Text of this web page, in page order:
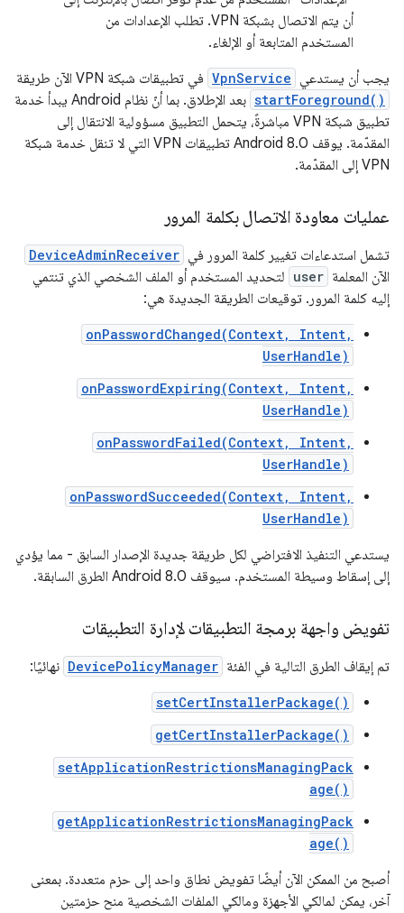
أن يتم الاتصال بشبكة VPN. تطلب الإعدادات من
المستخدم المتابعة أو الإلغاء.
يجب أن يستدعي VpnService في تطبيقات شبكة VPN الآن طريقة
startForeground()
بعد الإطلاق. بما أنّ نظام Android يبدأ خدمة
تطبيق شبكة VPN مباشرةً، يتحمل التطبيق مسؤولية الانتقال إلى
المقدّمة. يوقف Android 8.0 تطبيقات VPN التي لا تنقل خدمة شبكة
VPN إلى المقدّمة.
عمليات معاودة الاتصال بكلمة المرور
تشمل استدعاءات تغيير كلمة المرور في DeviceAdminReceiver
الآن المعلمة user لتحديد المستخدم أو الملف الشخصي الذي تنتمي
إليه كلمة المرور. توقيعات الطريقة الجديدة هي:
onPasswordChanged(Context, Intent,
UserHandle)
onPasswordExpiring(Context, Intent,
UserHandle)
onPasswordFailed(Context, Intent,
UserHandle)
onPasswordSucceeded(Context, Intent,
UserHandle)
يستدعي التنفيذ الافتراضي لكل طريقة جديدة الإصدار السابق - مما يؤدي
إلى إسقاط وسيطة المستخدم. سيوقف Android 8.0 الطرق السابقة.
تفويض واجهة برمجة التطبيقات لإدارة التطبيقات
تم إيقاف الطرق التالية في الفئة DevicePolicyManager نهائيًا:
setCertInstallerPackage()
getCertInstallerPackage()
setApplicationRestrictionsManagingPack
age()
getApplicationRestrictionsManagingPack
age()
أصبح من الممكن الآن أيضًا تفويض نطاق واحد إلى حزم متعددة. بمعنى
آخر، يمكن لمالكي الأجهزة ومالكي الملفات الشخصية منح حزمتين